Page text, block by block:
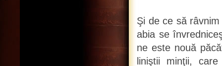
Şi de ce să
abia se
ne este nouă
liniştii minţii,